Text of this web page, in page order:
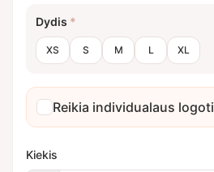
Dydis *
XS S M L XL
Reikia individualaus
Kiekis